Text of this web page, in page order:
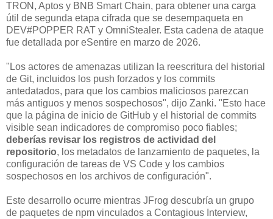
TRON, Aptos y BNB Smart Chain, para obtener una carga
útil de segunda etapa cifrada que se desempaqueta en
DEV#POPPER RAT y OmniStealer. Esta cadena de ataque
fue detallada por eSentire en marzo de 2026.
"Los actores de amenazas utilizan la reescritura del historial
de Git, incluidos los push forzados y los commits
antedatados, para que los cambios maliciosos parezcan
más antiguos y menos sospechosos", dijo Zanki. "Esto hace
que la página de inicio de GitHub y el historial de commits
visible sean indicadores de compromiso poco fiables;
deberías revisar los registros de actividad del
repositorio, los metadatos de lanzamiento de paquetes, la
configuración de tareas de VS Code y los cambios
sospechosos en los archivos de configuración".
Este desarrollo ocurre mientras JFrog descubría un grupo
de paquetes de npm vinculados a Contagious Interview,